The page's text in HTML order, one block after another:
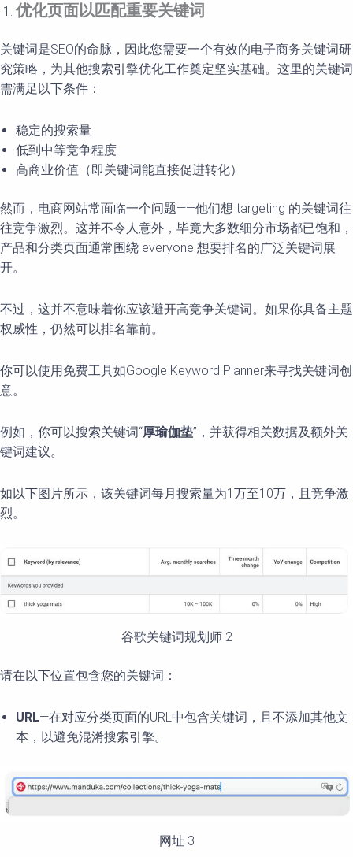
优化页面以匹配重要关键词
关键词是SEO的命脉，因此您需要一个有效的电子商务关键词研
究策略，为其他搜索引擎优化工作奠定坚实基础。这里的关键词
需满足以下条件：
稳定的搜索量
低到中等竞争程度
高商业价值（即关键词能直接促进转化）
然而，电商网站常面临一个问题——他们想 targeting 的关键词往
往竞争激烈。这并不令人意外，毕竟大多数细分市场都已饱和，
产品和分类页面通常围绕 everyone 想要排名的广泛关键词展
开。
不过，这并不意味着你应该避开高竞争关键词。如果你具备主题
权威性，仍然可以排名靠前。
你可以使用免费工具如Google Keyword Planner来寻找关键词创
意。
例如，你可以搜索关键词“厚瑜伽垫”，并获得相关数据及额外关
键词建议。
如以下图片所示，该关键词每月搜索量为1万至10万，且竞争激
烈。
谷歌关键词规划师 2
请在以下位置包含您的关键词：
URL—在对应分类页面的URL中包含关键词，且不添加其他文
本，以避免混淆搜索引擎。
网址 3